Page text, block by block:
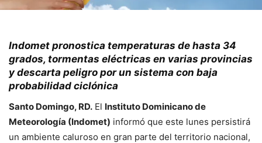
Indomet pronostica temperaturas de hasta 34
grados, tormentas eléctricas en varias provincias
y descarta peligro por un sistema con baja
probabilidad ciclónica
Santo Domingo, RD. El Instituto Dominicano de
Meteorología (Indomet) informó que este lunes persistirá
un ambiente caluroso en gran parte del territorio nacional,